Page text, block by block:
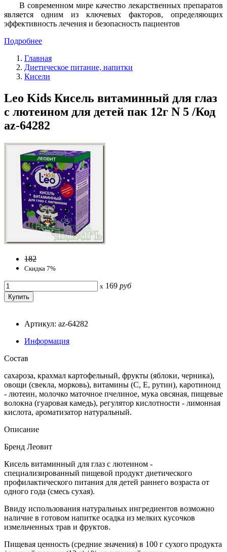
В современном мире качество лекарственных препаратов
является одним из ключевых факторов, определяющих
эффективность лечения и безопасность пациентов
Подробнее
Главная
Диетическое питание, напитки
Кисели
Leo Kids Кисель витаминный для глаз
с лютеином для детей пак 12г N 5 /Код
az-64282
182
Скидка 7%
x 169 руб
Артикул: az-64282
Информация
Состав
сахароза, крахмал картофельный, фрукты (яблоки, черника),
овощи (свекла, морковь), витамины (С, Е, рутин), каротиноид
- лютеин, молочко маточное пчелиное, мука овсяная, пищевые
волокна (гуаровая камедь), регулятор кислотности - лимонная
кислота, ароматизатор натуральный.
Описание
Бренд Леовит
Кисель витаминный для глаз с лютеином -
специализированный пищевой продукт диетического
профилактического питания для детей раннего возраста от
одного года (смесь сухая).
Ввиду использования натуральных ингредиентов возможно
наличие в готовом напитке осадка из мелких кусочков
измельченных трав и фруктов.
Пищевая ценность (средние значения) в 100 г сухого продукта